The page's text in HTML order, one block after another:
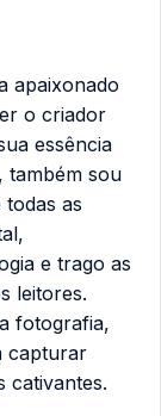
apaixonado
o criador
essência
também sou
as
e trago as
leitores.
fotografia,
capturar
cativantes.